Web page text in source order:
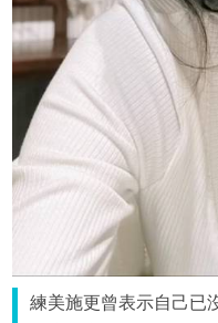
練美施更曾表示自己已